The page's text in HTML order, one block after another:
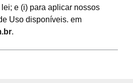
e (i) para aplicar nossos
Uso disponíveis. em
.